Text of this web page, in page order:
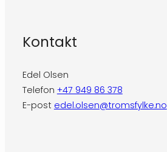
Kontakt
Edel Olsen
Telefon +47 949 86 378
E-post edel.olsen@tromsfylke.no